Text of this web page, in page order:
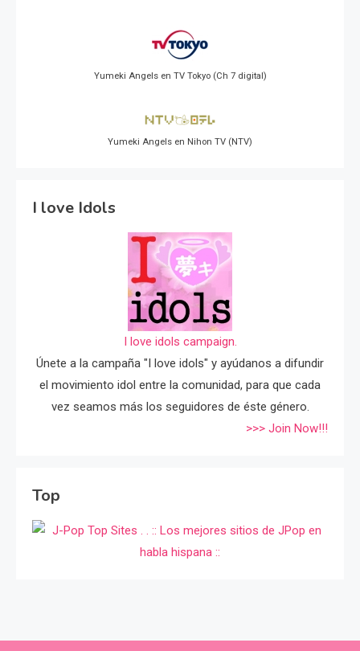
Yumeki Angels en TV Tokyo (Ch 7 digital)
Yumeki Angels en Nihon TV (NTV)
I love Idols
I love idols campaign.
Únete a la campaña "I love idols" y ayúdanos a difundir
el movimiento idol entre la comunidad, para que cada
vez seamos más los seguidores de éste género.
>>> Join Now!!!
Top